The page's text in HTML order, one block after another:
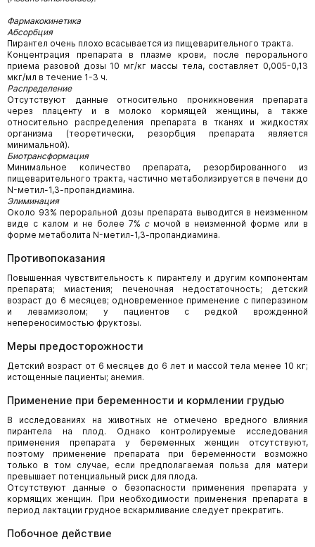
Фармакокинетика
Абсорбция
Пирантел очень плохо всасывается из пищеварительного тракта.
Концентрация препарата в плазме крови, после перорального
приема разовой дозы 10 мг/кг массы тела, составляет 0,005-0,13
мкг/мл в течение 1-3 ч.
Распределение
Отсутствуют данные относительно проникновения препарата
через плаценту и в молоко кормящей женщины, а также
относительно распределения препарата в тканях и жидкостях
организма (теоретически, резорбция препарата является
минимальной).
Биотрансформация
Минимальное количество препарата, резорбированного из
пищеварительного тракта, частично метаболизируется в печени до
N-метил-1,3-пропандиамина.
Элиминация
Около 93% пероральной дозы препарата выводится в неизменном
виде с калом и не более 7% смочой в неизменной форме или в
форме метаболита N-метил-1,3-пропандиамина.
Противопоказания
Повышенная чувствительность к пирантелу и другим компонентам
препарата; миастения; печеночная недостаточность; детский
возраст до 6 месяцев; одновременное применение с пиперазином
и левамизолом; у пациентов с редкой врожденной
непереносимостью фруктозы.
Меры предосторожности
Детский возраст от 6 месяцев до 6 лет и массой тела менее 10 кг;
истощенные пациенты; анемия.
Применение при беременности и кормлении грудью
В исследованиях на животных не отмечено вредного влияния
пирантела на плод. Однако контролируемые исследования
применения препарата у беременных женщин отсутствуют,
поэтому применение препарата при беременности возможно
только в том случае, если предполагаемая польза для матери
превышает потенциальный риск для плода.
Отсутствуют данные о безопасности применения препарата у
кормящих женщин. При необходимости применения препарата в
период лактации грудное вскармливание следует прекратить.
Побочное действие